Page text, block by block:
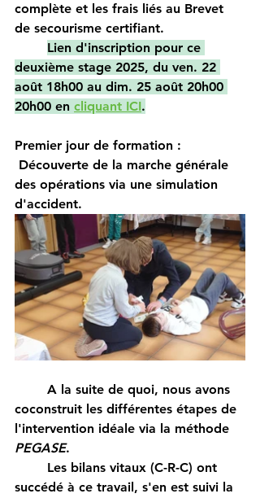
complète et les frais liés au Brevet
de secourisme certifiant.
Lien d'inscription pour ce
deuxième stage 2025, du ven. 22
août 18h00 au dim. 25 août 20h00
20h00 en cliquant ICI.
Premier jour de formation :
des opérations via une simulation
d'accident.
coconstruit les différentes étapes de
l'intervention idéale via la méthode
PEGASE.
succédé à ce travail, s'en est suivi la